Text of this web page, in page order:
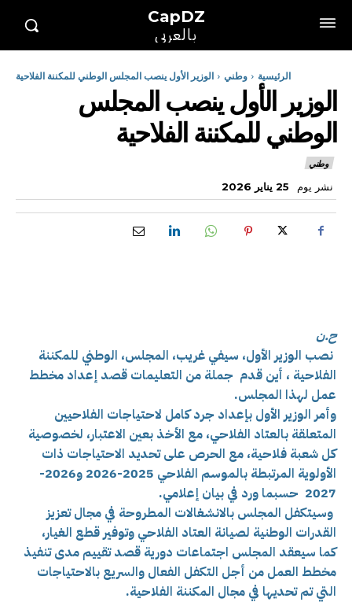
CapDZ
بالعربي
الرئيسية وطني الوزير الأول ينصب المجلس الوطني للمكننة الفلاحية
الوزير الأول ينصب المجلس
الوطني للمكننة الفلاحية
وطني
نشر يوم 25 يناير 2026
ح.ن
نصب الوزير الأول، سيفي غريب، المجلس، الوطني للمكننة
الفلاحية ، أين قدم جملة من التعليمات قصد إعداد مخطط
عمل لهذا المجلس.
وأمر الوزير الأول بإعداد جرد كامل لاحتياجات الفلاحيين
المتعلقة بالعتاد الفلاحي، مع الأخذ بعين الاعتبار، لخصوصية
كل شعبة فلاحية، مع الحرص على تحديد الاحتياجات ذات
الأولوية المرتبطة بالموسم الفلاحي 2025-2026 و2026-
2027 حسبما ورد في بيان إعلامي.
وسيتكفل المجلس بالانشغالات المطروحة في مجال تعزيز
القدرات الوطنية لصيانة العتاد الفلاحي وتوفير قطع الغيار،
كما سيعقد المجلس اجتماعات دورية قصد تقييم مدى تنفيذ
مخطط العمل من أجل التكفل الفعال والسريع بالاحتياجات
التي تم تحديها في مجال المكننة الفلاحية.